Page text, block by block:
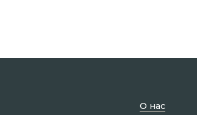
О нас